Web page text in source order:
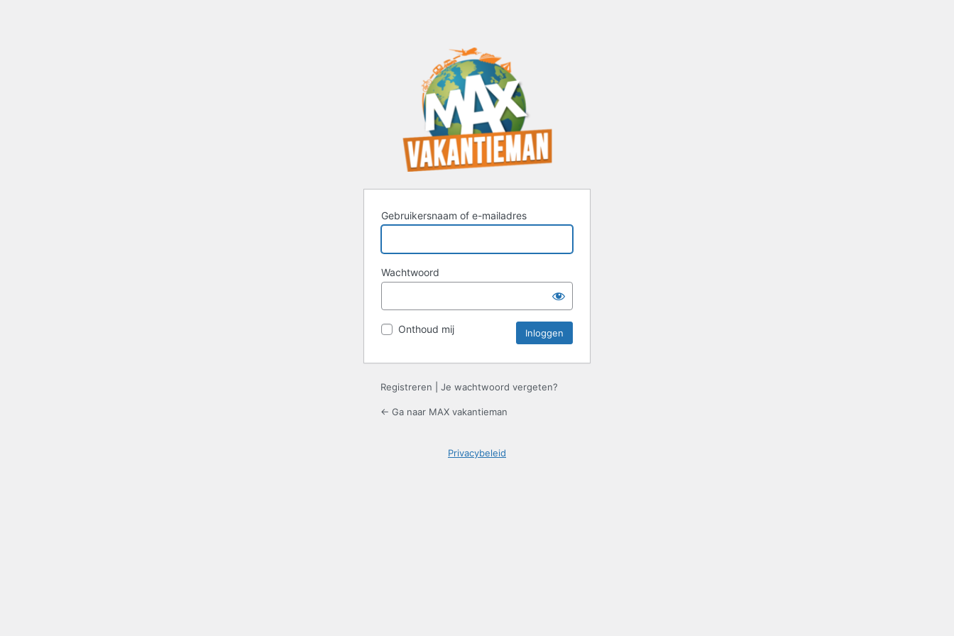
Gebruikersnaam of e-mailadres
Wachtwoord
Onthoud mij
Registreren Je wachtwoord vergeten?
← Ga naar MAX vakantieman
Privacybeleid